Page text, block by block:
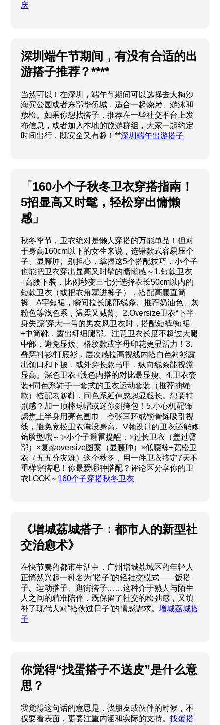
庆
深圳端午节期间，有没有合适的出
游搭子推荐？****
当然可以！在深圳，端午节期间可以选择去大梅沙
海滨公园或者东部华侨城，适合一起烧烤、游泳和
放松。如果你想找搭子，推荐在一些社交平台上发
布信息，或者加入本地的旅游群组，大家一起约定
时间出行，既安全又有趣！**深圳端午出游搭子
「160小个子秋冬卫衣穿搭指南！
5招显高又时髦，轻松穿出慵懒
感」
秋冬季节，卫衣绝对是懒人穿搭的万能单品！但对
于身高160cm以下的女生来说，选错款式容易压个
子、显臃肿。别担心，掌握这5个搭配技巧，小个子
也能把卫衣穿出显高又时髦的慵懒感～1.短款卫衣
+高腰下装，比例秒变三七分选择衣长50cm以内的
短款卫衣（或把衣角塞进裤子），搭配高腰直筒
裤、A字短裙，瞬间拉长腿部线条。推荐奶油色、灰
粉色等浅色系，温柔又减龄。2.Oversize卫衣“下半
身失踪”穿大一号的男友风卫衣时，搭配短裤/短裙
+中筒靴，露出纤细腿部。注意卫衣长度不超过大腿
中部，避免显矮。格纹款或字母印花更显活力！3.
叠穿衬衫/打底衫，层次感拉高视线内搭白色衬衫露
出领口和下摆，或外穿长款马甲，纵向线条能视觉
显高。深色卫衣+浅色内搭的对比最显瘦。4.卫衣套
装+同色系鞋子一套式的卫衣运动套装（推荐抽绳
款）搭配老爹鞋，同色系延伸感超显腿长。想要特
别感？加一顶棒球帽或迷你斜挎包！5.小心机配饰
聚焦上半身用亮色围巾、夸张耳环或锁骨链吸引视
线，避免宽松卫衣淹没身高。V领设计的卫衣还能修
饰脸型哦～✨小个子避雷提醒：×过长卫衣（盖过臀
部）×复杂oversize图案（显臃肿）×低腰裤+宽松卫
衣（五五分灾难）这个秋冬，用一件卫衣搞定7天不
重样穿搭吧！你最爱哪种搭配？评论区分享你的卫
衣LOOK～ 160个子穿搭秋冬卫衣
《增城荔城搭子：都市人的新型社
交治愈术》
在快节奏的都市生活中，广州增城荔城区的年轻人
正悄然兴起一种名为“搭子”的轻社交模式——饭搭
子、运动搭子、逛街搭子……这种介于熟人与陌生
人之间的精准陪伴，既保留了社交的松弛感，又填
补了现代人对“搭伙过日子”的情感需求。增城荔城搭
子
你觉得“找蛋搭子不送皮”是什么意
思？
我觉得这句话的意思是，找朋友或伙伴的时候，不
仅要看表面，更要注重内涵和实际的支持。找蛋搭